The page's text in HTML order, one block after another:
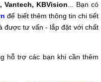
Vantech, KBVision ... Bạn có
để biết thêm thông tin chi tiết
được tư vấn - lắp đặt với chất
hỗ trợ các bạn khi cần thêm